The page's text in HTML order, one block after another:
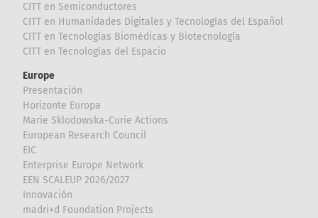
CITT en Semiconductores
CITT en Humanidades Digitales y Tecnologías del Español
CITT en Tecnologías Biomédicas y Biotecnología
CITT en Tecnologías del Espacio
Europe
Presentación
Horizonte Europa
Marie Sklodowska-Curie Actions
European Research Council
EIC
Enterprise Europe Network
EEN SCALEUP 2026/2027
Innovación
madri+d Foundation Projects